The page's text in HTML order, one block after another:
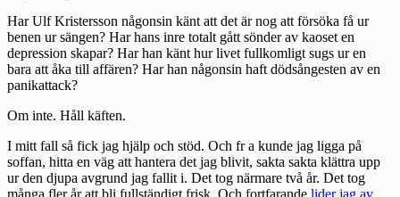
Har Ulf Kristersson någonsin känt att det är nog att försöka få ur
benen ur sängen? Har hans inre totalt gått sönder av kaoset en
depression skapar? Har han känt hur livet fullkomligt sugs ur en
bara att åka till affären? Har han någonsin haft dödsångesten av en
panikattack?
Om inte. Håll käften.
I mitt fall så fick jag hjälp och stöd. Och fr a kunde jag ligga på
soffan, hitta en väg att hantera det jag blivit, sakta sakta klättra upp
ur den djupa avgrund jag fallit i. Det tog närmare två år. Det tog